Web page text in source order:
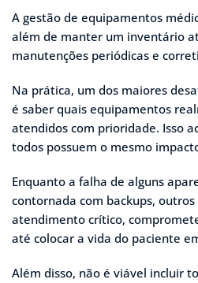
A gestão de equipamentos
além de manter um inventário
manutenções periódicas e
Na prática, um dos maiores
é saber quais equipamentos
atendidos com prioridade. Isso
todos possuem o mesmo
Enquanto a falha de alguns
contornada com backups,
atendimento crítico,
até colocar a vida do paciente
Além disso, não é viável incluir